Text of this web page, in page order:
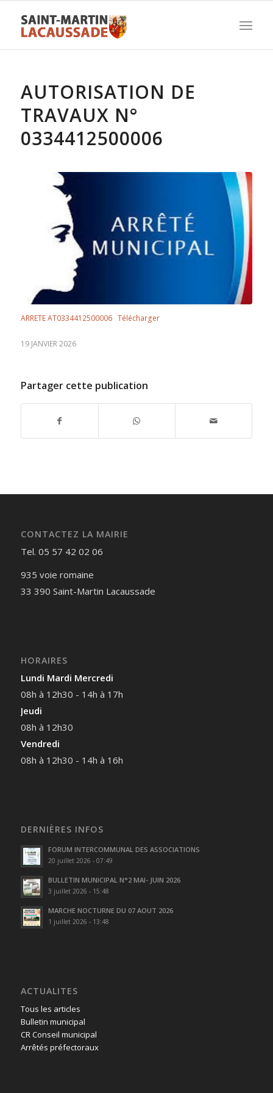
AUTORISATION DE
TRAVAUX N°
0334412500006
ARRETE AT0334412500006 Télécharger
19 JANVIER 2026
Partager cette publication
CONTACTEZ LA MAIRIE
Tel. 05 57 42 02 06
935 voie romaine
33 390 Saint-Martin Lacaussade
HORAIRES
Lundi Mardi Mercredi
08h à 12h30 - 14h à 17h
Jeudi
08h à 12h30
Vendredi
08h à 12h30 - 14h à 16h
DERNIÈRES INFOS
FORUM INTERCOMMUNAL DES ASSOCIATIONS
20 juillet 2026 - 07:49
BULLETIN MUNICIPAL N°2 MAI- JUIN 2026
3 juillet 2026 - 15:48
MARCHE NOCTURNE DU 07 AOUT 2026
1 juillet 2026 - 13:48
ACTUALITES
Tous les articles
Bulletin municipal
CR Conseil municipal
Arrêtés préfectoraux